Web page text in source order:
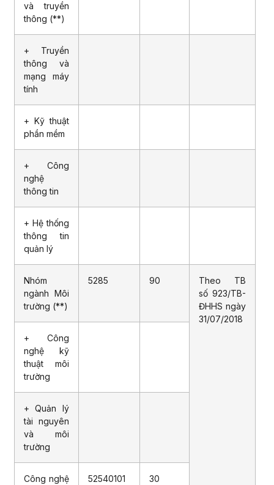
và truyền
thông (**)
+ Truyền
thông và
mạng máy
tính
+ Kỹ thuật
phần mềm
+ Công
nghệ
thông tin
+ Hệ thống
thông tin
quản lý
Nhóm
ngành Môi
trường (**)
5285 90
Theo TB
số 923/TB-
ĐHHS ngày
31/07/2018
+ Công
nghệ kỹ
thuật môi
trường
+ Quản lý
tài nguyên
và môi
trường
Công nghệ
52540101 30